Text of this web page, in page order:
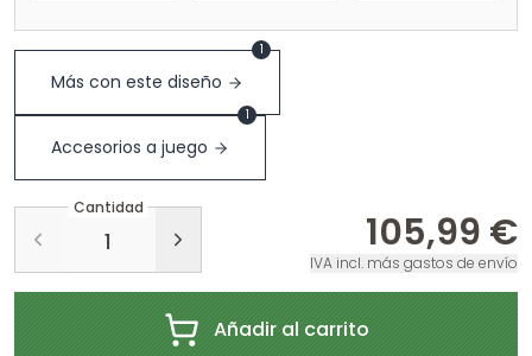
Más con este diseño
1
Accesorios a juego
1
Cantidad
105,99 €
IVA incl. más gastos de envío
Añadir al carrito